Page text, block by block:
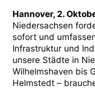
Hannover, 2.
Niedersachsen
sofort und
Infrastruktur und
unsere Städte in
Wilhelmshaven bis
Helmstedt –